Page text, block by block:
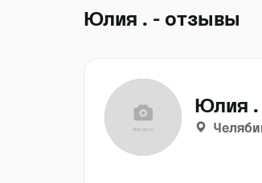
Юлия . - отзывы
Юлия .